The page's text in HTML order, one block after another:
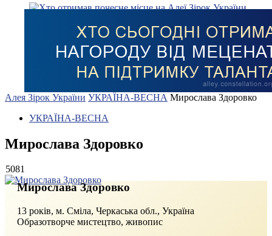
Алея Зірок України УКРАЇНА-ВЕСНА Мирослава Здоровко
УКРАЇНА-ВЕСНА
Мирослава Здоровко
5081
Мирослава Здоровко
13 років, м. Сміла, Черкаська обл., Україна
Образотворче мистецтво, живопис